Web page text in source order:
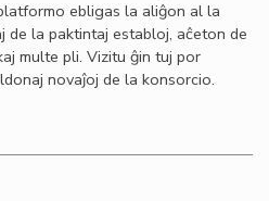
ebligas la aliĝon al la
de la paktintaj establoj, aĉeton de
multe pli. Vizitu ĝin tuj por
novaĵoj de la konsorcio.